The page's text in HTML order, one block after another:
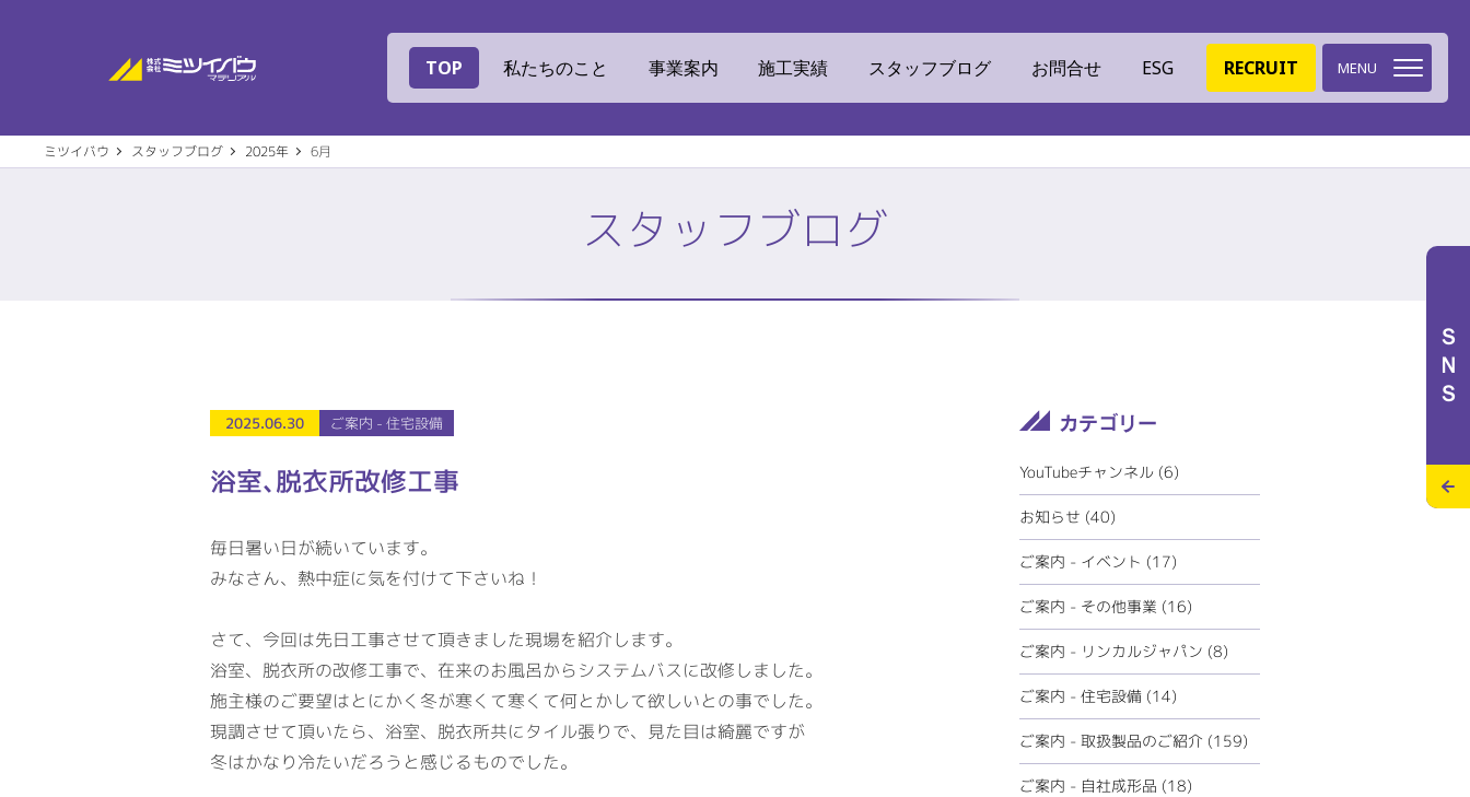
株式会社ミツイバウマテリアル
TOP 私たちのこと
代表挨拶・経営理念 ビジネスドメイン
事業案内
建築素材 ECOリフォーム
施工実績 スタッフブログ お問合せ ESG RECRUIT MENU
専用加工センター
オフィス環境
環境への取組
特設サイト
ECOリフォーム
ペレットストーブ
ミツイバウデザイン
メディアポリシー
ＳＮＳ
ミツイバウ スタッフブログ 2025年 6月
スタッフブログ
2025.06.30 ご案内 - 住宅設備
浴室､脱衣所改修工事
毎日暑い日が続いています。
みなさん、熱中症に気を付けて下さいね！
さて、今回は先日工事させて頂きました現場を紹介します。
浴室、脱衣所の改修工事で、在来のお風呂からシステムバスに改修しました。
施主様のご要望はとにかく冬が寒くて寒くて何とかして欲しいとの事でした。
現調させて頂いたら、浴室、脱衣所共にタイル張りで、見た目は綺麗ですが
冬はかなり冷たいだろうと感じるものでした。
YouTubeチャンネル (6)
お知らせ (40)
ご案内 - イベント (17)
ご案内 - その他事業 (16)
ご案内 - リンカルジャパン (8)
ご案内 - 住宅設備 (14)
ご案内 - 取扱製品のご紹介 (159)
ご案内 - 自社成形品 (18)